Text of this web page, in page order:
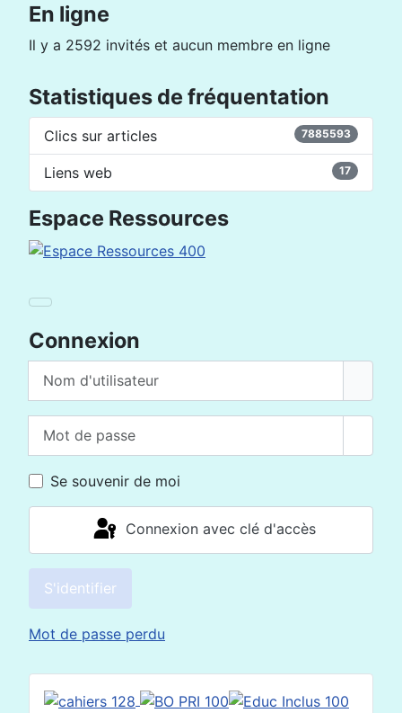
Espace Ressources
Connexion
Se souvenir de moi
Connexion avec clé d'accès
S'identifier
Mot de passe perdu
En ligne
Il y a 2592 invités et aucun membre en ligne
Statistiques de fréquentation
Clics sur articles 7885593
Liens web 17